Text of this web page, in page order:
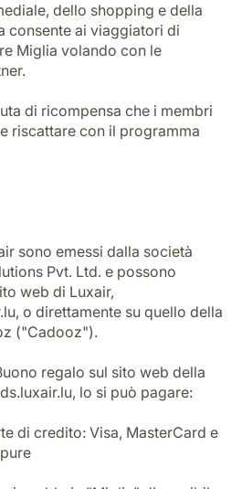
dello shopping e della
consente ai viaggiatori di
Miglia volando con le
di ricompensa che i membri
riscattare con il programma
sono emessi dalla società
Pvt. Ltd. e possono
web di Luxair,
o direttamente su quello della
("Cadooz").
regalo sul sito web della
lo si può pagare:
di credito: Visa, MasterCard e